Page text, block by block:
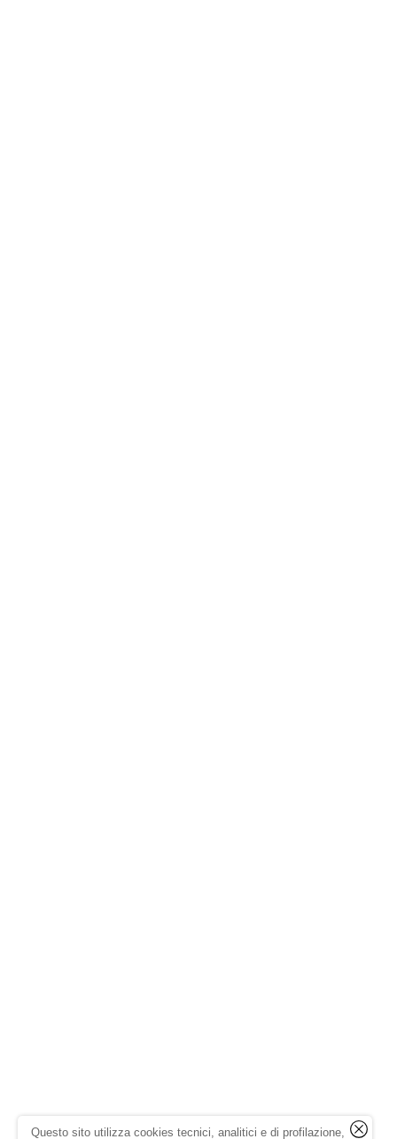
Questo sito utilizza cookies tecnici, analitici e di profilazione,